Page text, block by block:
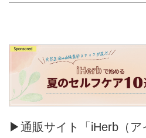
▶通販サイト「iHerb（ア